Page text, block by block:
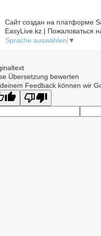
Сайт создан на платформе
EasyLive.kz | Пожаловаться
Sprache auswählen ▼
Übersetzung bewerten
Feedback können wir